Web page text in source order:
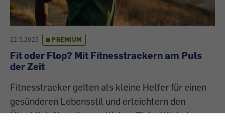
22.5.2025 PREMIUM
Fit oder Flop? Mit Fitnesstrackern am Puls
der Zeit
Fitnesstracker gelten als kleine Helfer für einen
gesünderen Lebensstil und erleichtern den
Überblick über die sportlichen Ziele. Wir haben